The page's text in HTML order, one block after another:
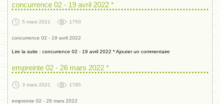
concurrence 02 - 19 avril 2022 *
5 mars 2021 1750
concurrence 02 - 19 avril 2022
Lire la suite : concurrence 02 - 19 avril 2022 *Ajouter un commentaire
empreinte 02 - 26 mars 2022 *
3 mars 2021 1785
empreinte 02 - 26 mars 2022